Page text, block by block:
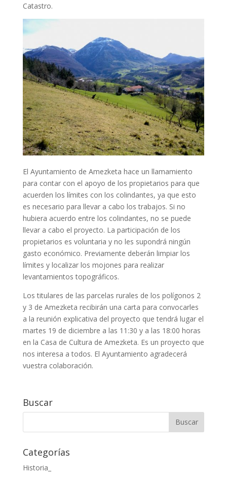
Catastro.
El Ayuntamiento de Amezketa hace un llamamiento
para contar con el apoyo de los propietarios para que
acuerden los límites con los colindantes, ya que esto
es necesario para llevar a cabo los trabajos. Si no
hubiera acuerdo entre los colindantes, no se puede
llevar a cabo el proyecto. La participación de los
propietarios es voluntaria y no les supondrá ningún
gasto económico. Previamente deberán limpiar los
límites y localizar los mojones para realizar
levantamientos topográficos.
Los titulares de las parcelas rurales de los polígonos 2
y 3 de Amezketa recibirán una carta para convocarles
a la reunión explicativa del proyecto que tendrá lugar el
martes 19 de diciembre a las 11:30 y a las 18:00 horas
en la Casa de Cultura de Amezketa. Es un proyecto que
nos interesa a todos. El Ayuntamiento agradecerá
vuestra colaboración.
Buscar
Categorías
Historia_